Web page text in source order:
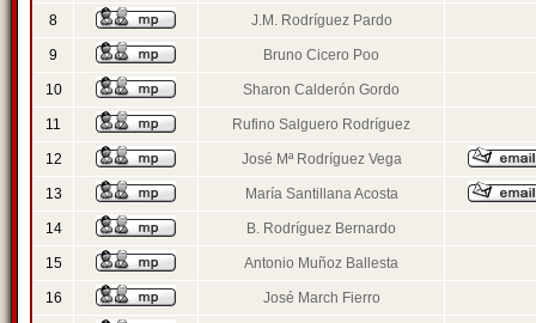
8 J.M. Rodríguez Pardo
9 Bruno Cicero Poo
10 Sharon Calderón Gordo
11 Rufino Salguero Rodríguez
12 José Mª Rodríguez Vega
13 María Santillana Acosta
14 B. Rodríguez Bernardo
15 Antonio Muñoz Ballesta
16 José March Fierro